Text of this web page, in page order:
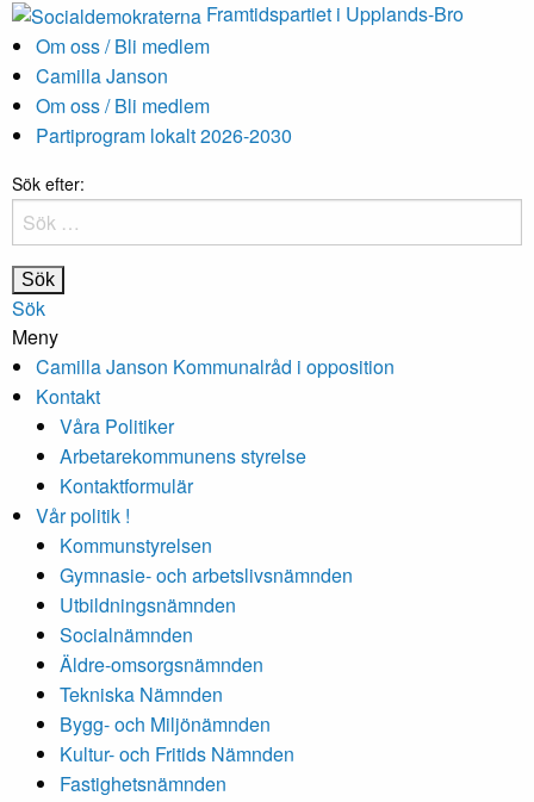
Framtidspartiet i Upplands-Bro
Om oss / Bli medlem
Camilla Janson
Om oss / Bli medlem
Partiprogram lokalt 2026-2030
Sök efter:
Sök
Meny
Camilla Janson Kommunalråd i opposition
Kontakt
Våra Politiker
Arbetarekommunens styrelse
Kontaktformulär
Vår politik !
Kommunstyrelsen
Gymnasie- och arbetslivsnämnden
Utbildningsnämnden
Socialnämnden
Äldre-omsorgsnämnden
Tekniska Nämnden
Bygg- och Miljönämnden
Kultur- och Fritids Nämnden
Fastighetsnämnden